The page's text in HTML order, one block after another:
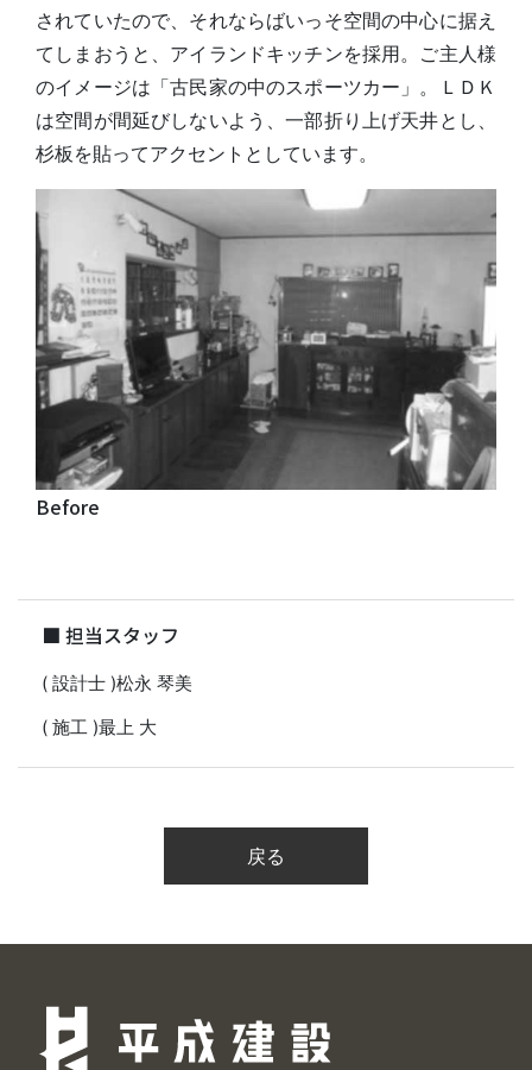
されていたので、それならばいっそ空間の中心に据え
てしまおうと、アイランドキッチンを採用。ご主人様
のイメージは「古民家の中のスポーツカー」。ＬＤＫ
は空間が間延びしないよう、一部折り上げ天井とし、
杉板を貼ってアクセントとしています。
Before
■ 担当スタッフ
( 設計士 )松永 琴美
( 施工 )最上 大
戻る